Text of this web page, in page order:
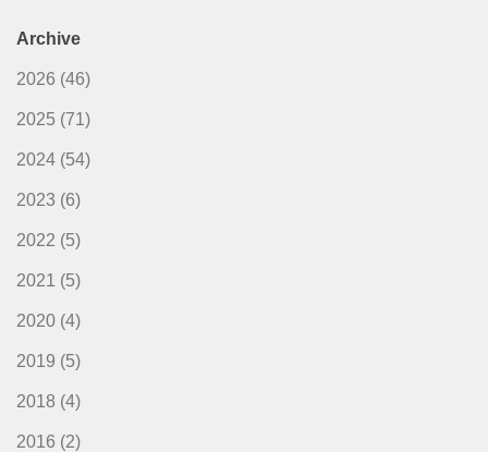
Archive
2026 (46)
2025 (71)
2024 (54)
2023 (6)
2022 (5)
2021 (5)
2020 (4)
2019 (5)
2018 (4)
2016 (2)